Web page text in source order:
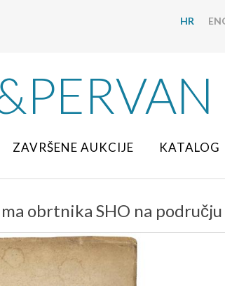
HR
ZAVRŠENE AUKCIJE KATALOG
obrtnika SHO na